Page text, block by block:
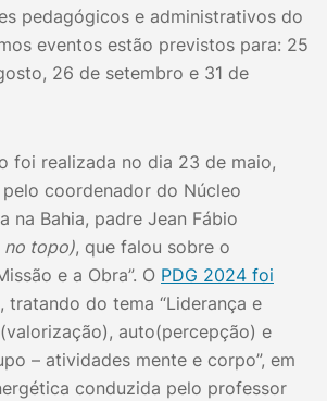
pedagógicos e administrativos do
eventos estão previstos para: 25
26 de setembro e 31 de
foi realizada no dia 23 de maio,
coordenador do Núcleo
na Bahia, padre Jean Fábio
no topo), que falou sobre o
e a Obra”. O PDG 2024 foi
, tratando do tema “Liderança e
auto(percepção) e
– atividades mente e corpo”, em
conduzida pelo professor